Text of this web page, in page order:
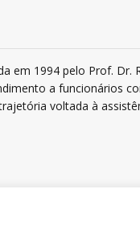
em 1994 pelo Prof. Dr.
a funcionários
voltada à